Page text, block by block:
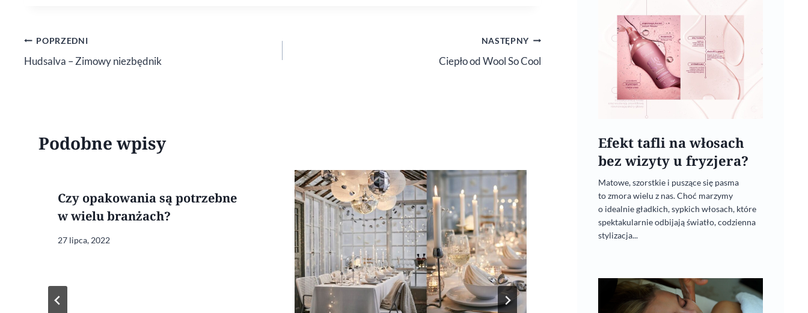
Nawigacja
wpisu
POPRZEDNI
Hudsalva – Zimowy niezbędnik
NASTĘPNY
Ciepło od Wool So Cool
Podobne wpisy
Czy opakowania są potrzebne
w wielu branżach?
27 lipca, 2022
“W służbie miłości” Magdy
Artomskiej-Białobrzeskiej.
Wywiad z autorką
Efekt tafli na włosach
bez wizyty u fryzjera?
Matowe, szorstkie i puszące się pasma
to zmora wielu z nas. Choć marzymy
o idealnie gładkich, sypkich włosach, które
spektakularnie odbijają światło, codzienna
stylizacja...